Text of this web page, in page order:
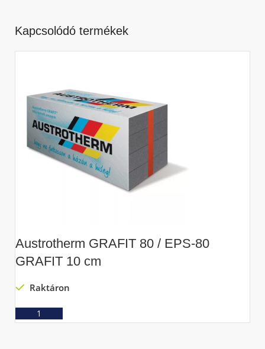
Kapcsolódó termékek
Austrotherm GRAFIT 80 / EPS-80
GRAFIT 10 cm
Raktáron